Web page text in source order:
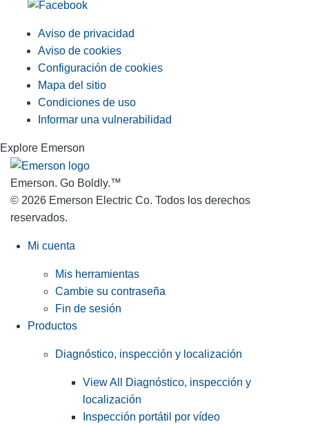
Aviso de privacidad
Aviso de cookies
Configuración de cookies
Mapa del sitio
Condiciones de uso
Informar una vulnerabilidad
Explore Emerson
Emerson. Go Boldly.™
© 2026 Emerson Electric Co. Todos los derechos
reservados.
Mi cuenta
Mis herramientas
Cambie su contraseña
Fin de sesión
Productos
Diagnóstico, inspección y localización
View All Diagnóstico, inspección y
localización
Inspección portátil por vídeo